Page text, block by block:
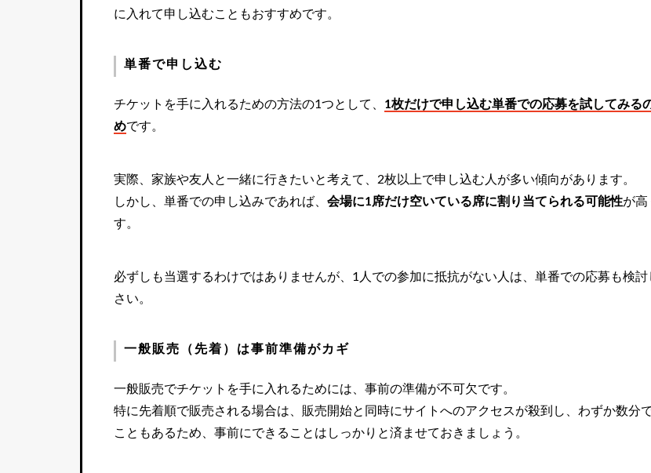
に入れて申し込むこともおすすめです。
単番で申し込む
チケットを手に入れるための方法の1つとして、 1枚だけで申し込む単番での応募を試してみる
めです。
実際、家族や友人と一緒に行きたいと考えて、2枚以上で申し込む人が多い傾向があります。
しかし、単番での申し込みであれば、 会場に1席だけ空いている席に割り当てられる可能性が高
す。
必ずしも当選するわけではありませんが、1人での参加に抵抗がない人は、単番での応募も検
さい。
一般販売（先着）は事前準備がカギ
一般販売でチケットを手に入れるためには、事前の準備が不可欠です。
特に先着順で販売される場合は、販売開始と同時にサイトへのアクセスが殺到し、わずか数分
こともあるため、事前にできることはしっかりと済ませておきましょう。